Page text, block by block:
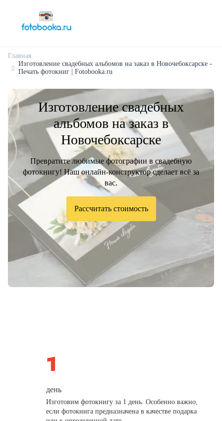
Главная
Изготовление свадебных альбомов на заказ в Новочебоксарске -
Печать фотокниг | Fotobooka.ru
Изготовление свадебных
альбомов на заказ в
Новочебоксарске
Превратите любимые фотографии в свадебную
фотокнигу! Наш онлайн-конструктор сделает всё за
вас.
Рассчитать стоимость
день
Изготовим фотокнигу за 1 день. Особенно важно,
если фотокнига предназначена в качестве подарка